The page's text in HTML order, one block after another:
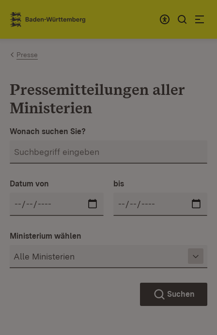
Zum Inhalt springen
Link zur Startseite
Presse
Pressemitteilungen aller
Ministerien
Wonach suchen Sie?
Datum von bis
Ministerium wählen
Suchen